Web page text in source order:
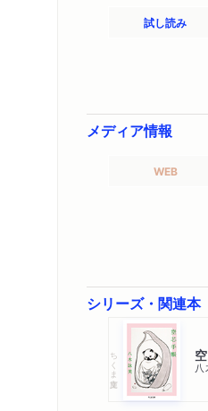
試し読み
メディア情報
WEB
シリーズ・関連本
ちくま文庫 八